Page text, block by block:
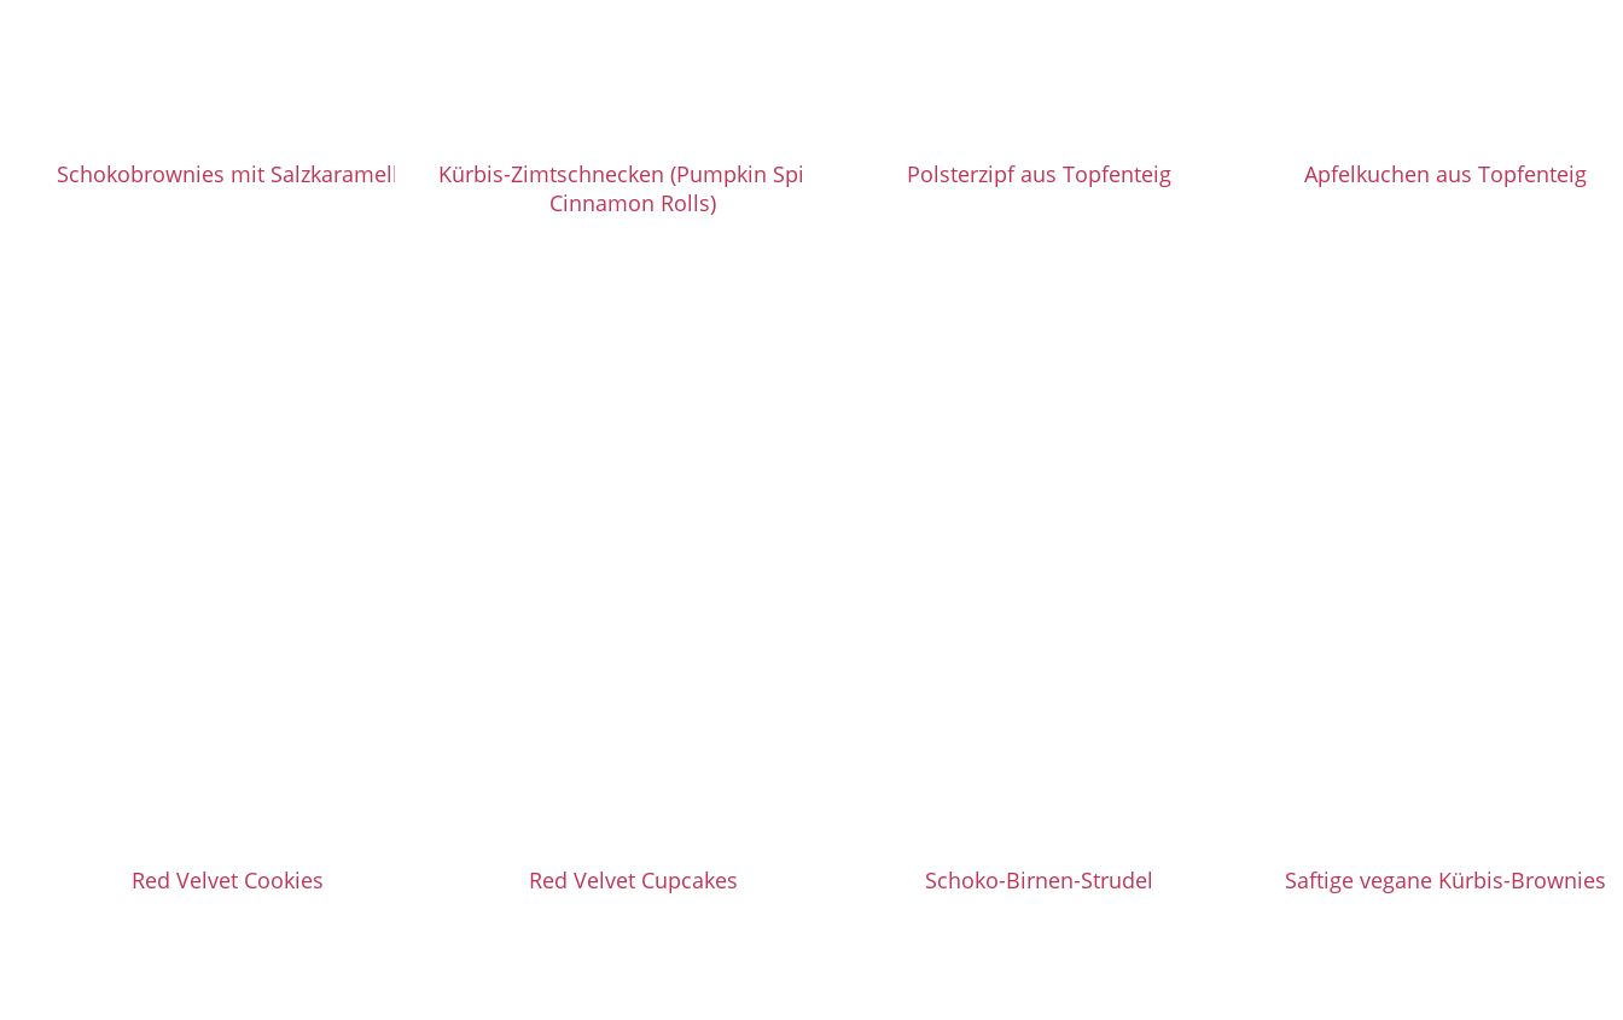
Schokobrownies mit Salzkaramell
Kürbis-Zimtschnecken (Pumpkin Spice
Cinnamon Rolls)
Polsterzipf aus Topfenteig Apfelkuchen aus Topfenteig
Red Velvet Cookies Red Velvet Cupcakes Schoko-Birnen-Strudel Saftige vegane Kürbis-Brownies